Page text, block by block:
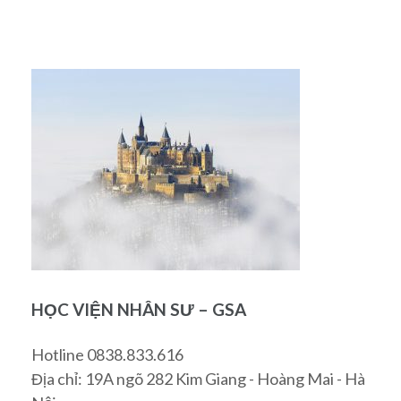
HỌC VIỆN NHÂN SƯ – GSA
Hotline 0838.833.616
Địa chỉ: 19A ngõ 282 Kim Giang - Hoàng Mai - Hà